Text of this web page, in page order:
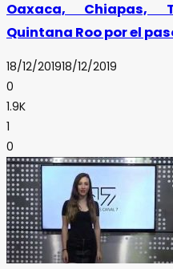
Oaxaca, Chiapas,
Quintana Roo por el
18/12/201918/12/2019
0
1.9K
1
0